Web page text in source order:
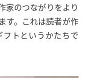
家のつながりをより
す。これは読者が作
トというかたちで